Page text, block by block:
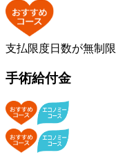
支払限度日数が無制限
手術給付金